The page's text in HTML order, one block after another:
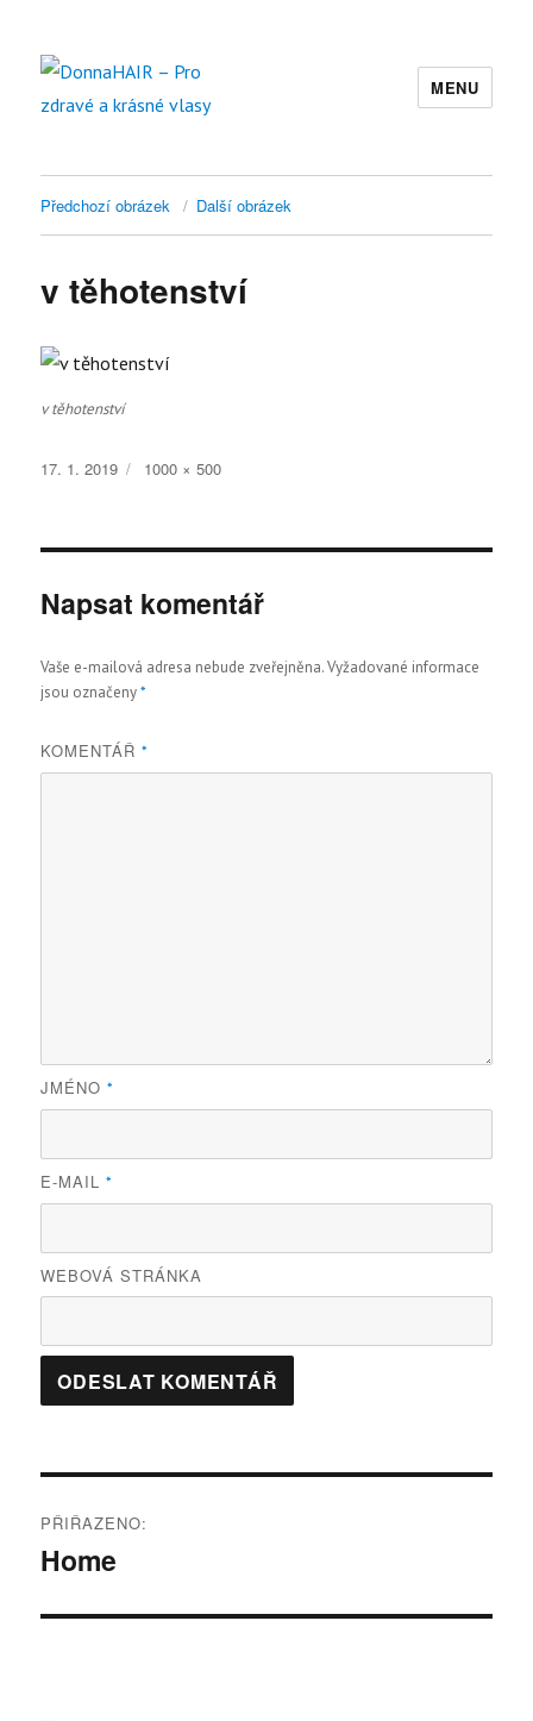
vlasy
MENU
Předchozí obrázek Další obrázek
v těhotenství
v těhotenství
Publikováno:
17. 1. 2019
Původní
1000 × 500
Napsat komentář
Vaše e-mailová adresa nebude zveřejněna. Vyžadované informace
jsou označeny*
KOMENTÁŘ*
JMÉNO*
E-MAIL*
WEBOVÁ STRÁNKA
pro
PŘIŘAZENO:
Home